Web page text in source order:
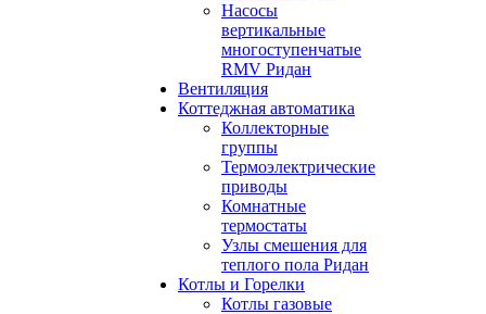
Насосы
вертикальные
многоступенчатые
RMV Ридан
Вентиляция
Коттеджная автоматика
Коллекторные
группы
Термоэлектрические
приводы
Комнатные
термостаты
Узлы смешения для
теплого пола Ридан
Котлы и Горелки
Котлы газовые